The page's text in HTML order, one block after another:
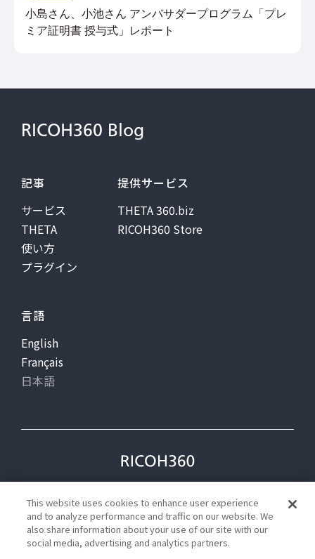
小島さん、小池さん アンバサダープログラム「プレ
ミア証明書 授与式」レポート
RICOH360 Blog
記事
サービス
THETA
使い方
プラグイン
提供サービス
THETA 360.biz
RICOH360 Store
言語
English
Français
日本語
プライバシー
利用規約
ステータス
This website uses cookies to enhance user experience
and to analyze performance and traffic on our website. We
also share information about your use of our site with our
social media, advertising and analytics partners.